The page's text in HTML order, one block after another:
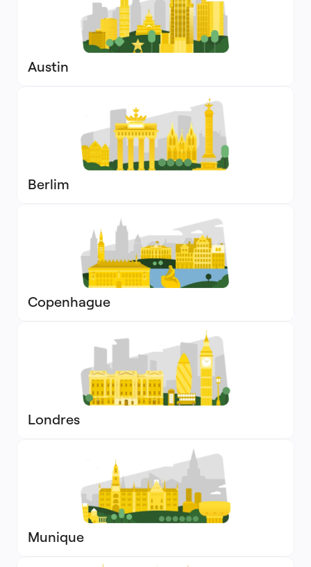
Austin
Berlim
Copenhague
Londres
Munique